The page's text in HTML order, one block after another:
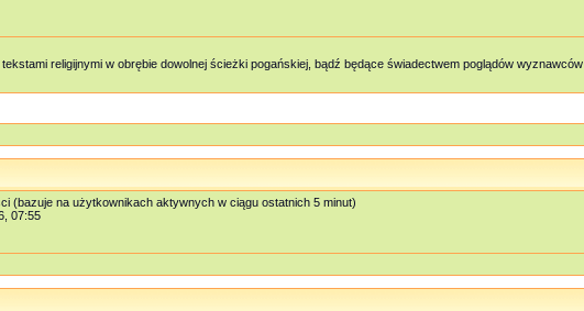
religijnymi w obrębie dowolnej ścieżki pogańskiej, bądź będące świadectwem poglądów wyznawców
(bazuje na użytkownikach aktywnych w ciągu ostatnich 5 minut)
07:55